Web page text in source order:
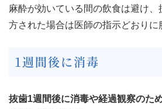
麻酔が効いている間の飲食は避け
方された場合は医師の指示どおりに
1週間後に消毒
抜歯1週間後に消毒や経過観察のた